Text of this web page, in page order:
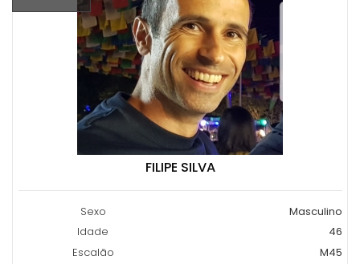
FILIPE SILVA
Sexo
Masculino
Idade
46
Escalão
M45